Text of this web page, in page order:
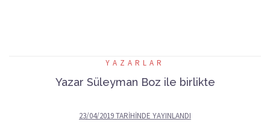
YAZARLAR
Yazar Süleyman Boz ile birlikte
23/04/2019TARIHINDE YAYINLANDI